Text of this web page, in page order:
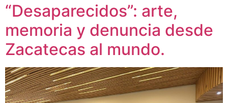
“Desaparecidos”: arte,
memoria y denuncia desde
Zacatecas al mundo.